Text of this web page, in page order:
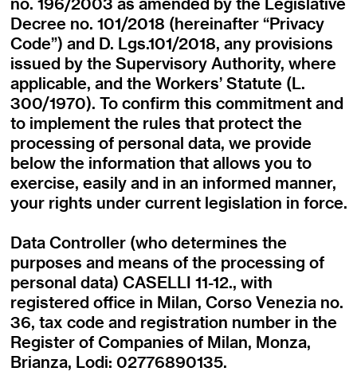
Decree no. 101/2018 (hereinafter “Privacy
Code”) and D. Lgs.101/2018, any provisions
issued by the Supervisory Authority, where
applicable, and the Workers’ Statute (L.
300/1970). To confirm this commitment and
to implement the rules that protect the
processing of personal data, we provide
below the information that allows you to
exercise, easily and in an informed manner,
your rights under current legislation in force.
Data Controller (who determines the
purposes and means of the processing of
personal data) CASELLI 11-12., with
registered office in Milan, Corso Venezia no.
36, tax code and registration number in the
Register of Companies of Milan, Monza,
Brianza, Lodi: 02776890135.